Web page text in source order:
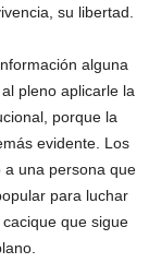
su libertad.
alguna
pleno aplicarle la
porque la
evidente. Los
a una persona que
para luchar
que sigue